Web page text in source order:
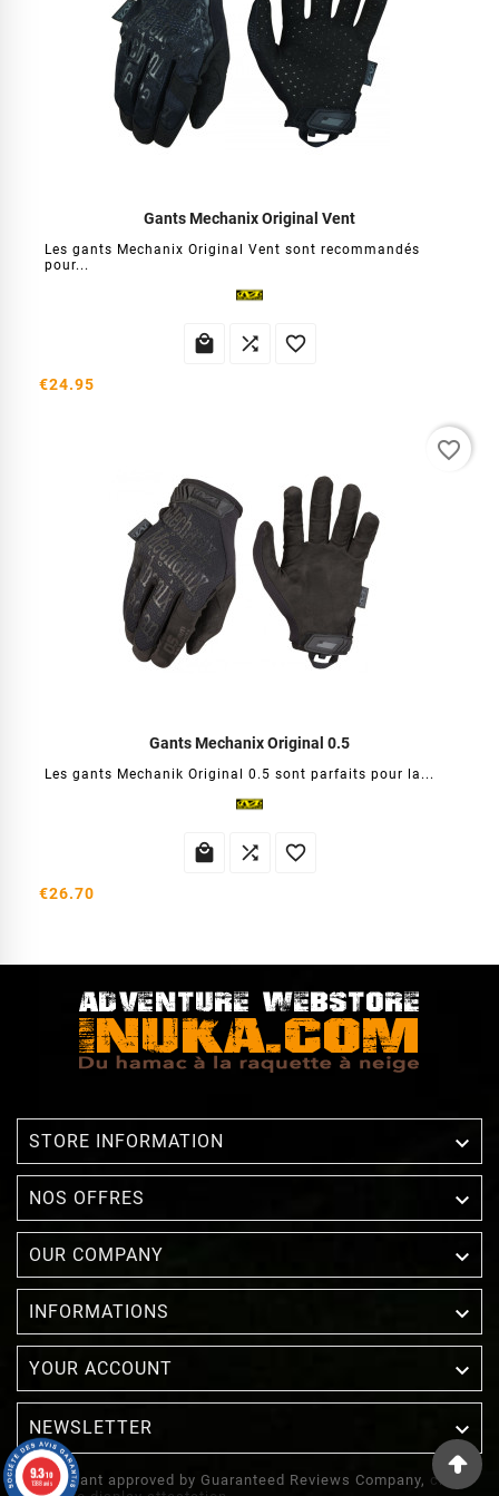
Gants Mechanix Original Vent
Les gants Mechanix Original Vent sont recommandés
pour...
  
€24.95
Gants Mechanix Original 0.5
Les gants Mechanik Original 0.5 sont parfaits pour la...
  
€26.70
favorite_border
STORE INFORMATION 
NOS OFFRES 
OUR COMPANY 
INFORMATIONS 
YOUR ACCOUNT 
NEWSLETTER 
Merchant approved by Guaranteed Reviews Company, clic
9.3/10
1388 avis